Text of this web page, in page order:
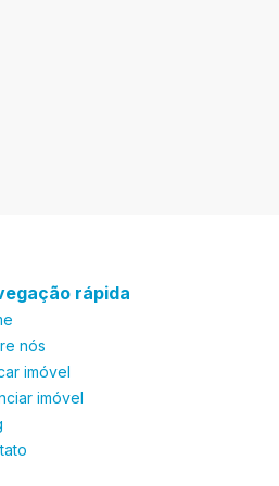
rápida
nós
imóvel
imóvel